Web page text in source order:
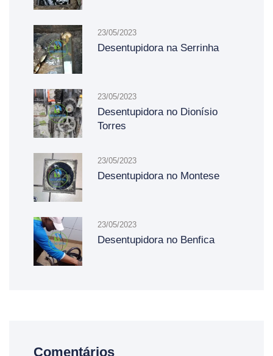
23/05/2023
Desentupidora na Serrinha
23/05/2023
Desentupidora no Dionísio
Torres
23/05/2023
Desentupidora no Montese
23/05/2023
Desentupidora no Benfica
Comentários